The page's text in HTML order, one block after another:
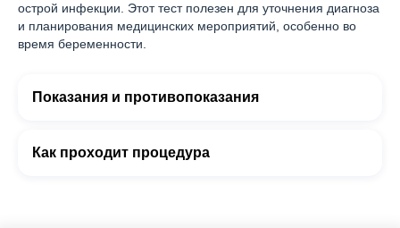
острой инфекции. Этот тест полезен для уточнения диагноза
и планирования медицинских мероприятий, особенно во
время беременности.
Показания и противопоказания
Как проходит процедура